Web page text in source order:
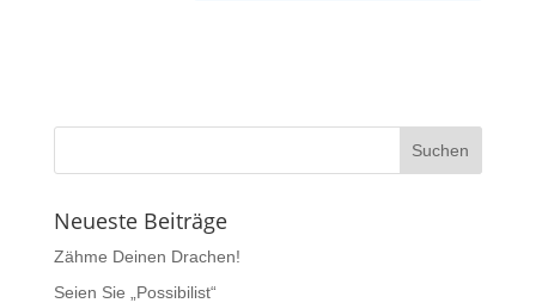
Neueste Beiträge
Zähme Deinen Drachen!
Seien Sie „Possibilist“